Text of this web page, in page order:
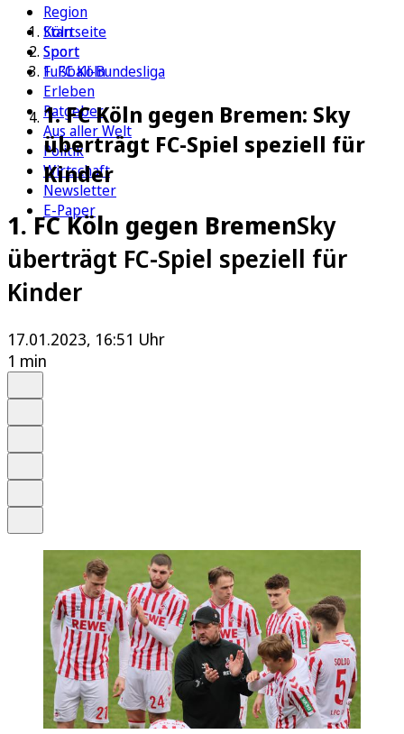
Region
Köln
Sport
1. FC Köln
Erleben
Ratgeber
Aus aller Welt
Politik
Wirtschaft
Newsletter
E-Paper
Startseite
Sport
Fußball-Bundesliga
1. FC Köln gegen Bremen: Sky
überträgt FC-Spiel speziell für
Kinder
1. FC Köln gegen BremenSky
überträgt FC-Spiel speziell für
Kinder
17.01.2023, 16:51 Uhr
1 min